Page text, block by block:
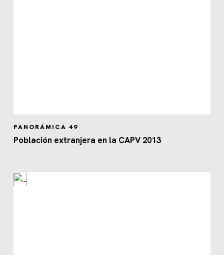
PANORÁMICA 49
Población extranjera en la CAPV 2013